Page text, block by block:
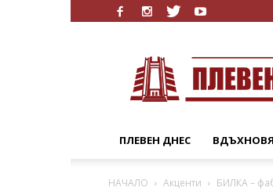
Днес
ПЛЕВЕН ДНЕС
НАЧАЛО Акценти БИЛКА –